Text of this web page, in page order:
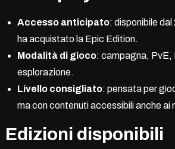
Accesso anticipato: disponibile
ha acquistato la Epic Edition.
Modalità di gioco: campagna, PvE,
esplorazione.
Livello consigliato: pensata per
ma con contenuti accessibili anche ai
Edizioni disponibili